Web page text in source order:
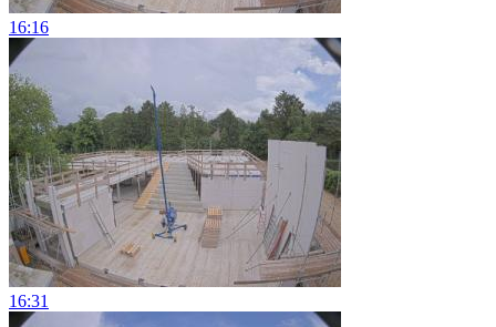
16:16
16:31